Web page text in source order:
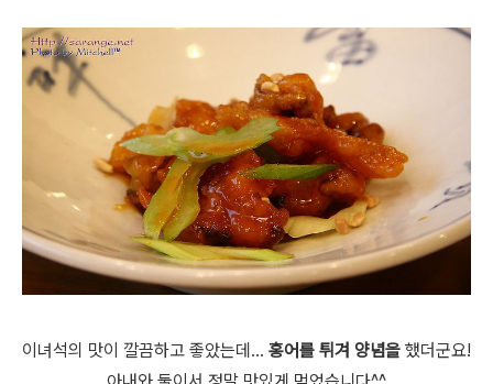
이녀석의 맛이 깔끔하고 좋았는데... 홍어를 튀겨 양념을 했더군요!